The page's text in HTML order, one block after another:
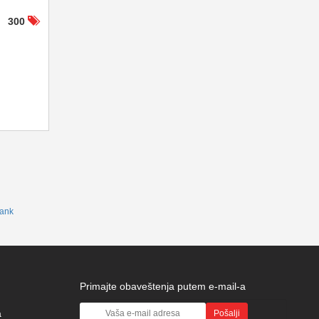
300
Primajte obaveštenja putem e-mail-a
Pošalji